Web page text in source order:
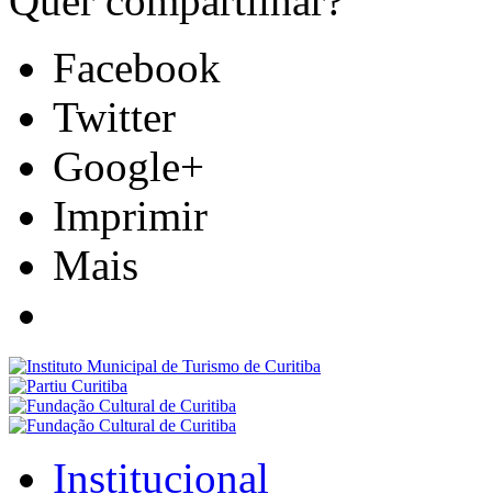
Facebook
Twitter
Google+
Imprimir
Mais
Institucional